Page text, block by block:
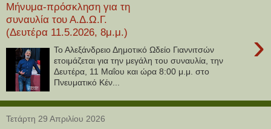
Μήνυμα-πρόσκληση για τη
συναυλία του Α.Δ.Ω.Γ.
(Δευτέρα 11.5.2026, 8μ.μ.)
›
Το Αλεξάνδρειο Δημοτικό Ωδείο Γιαννιτσών
ετοιμάζεται για την μεγάλη του συναυλία, την
Δευτέρα, 11 Μαΐου και ώρα 8:00 μ.μ. στο
Πνευματικό Κέν...
Τετάρτη 29 Απριλίου 2026